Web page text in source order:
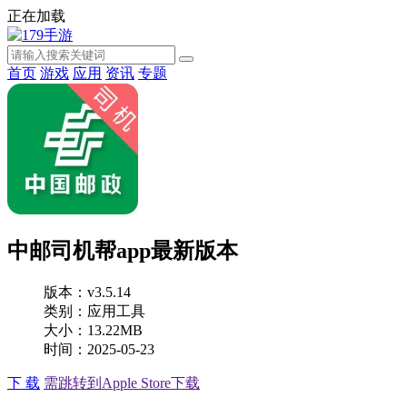
正在加载
首页 游戏 应用 资讯 专题
中邮司机帮app最新版本
版本：v3.5.14
类别：应用工具
大小：13.22MB
时间：2025-05-23
下 载 需跳转到Apple Store下载